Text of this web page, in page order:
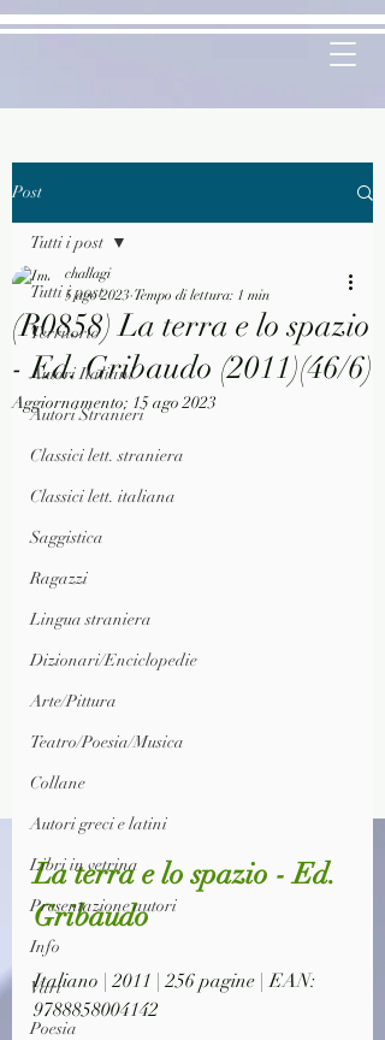
Post
Tutti i post
Territorio
Autori Italiani
Autori Stranieri
Classici lett. straniera
Classici lett. italiana
Saggistica
Ragazzi
Lingua straniera
Dizionari/Enciclopedie
Arte/Pittura
Teatro/Poesia/Musica
Collane
Autori greci e latini
Libri in vetrina
Presentazione autori
Info
Vari
Poesia
Tutti i post
(R0858) La terra e lo spazio
- Ed. Gribaudo (2011)(46/6)
challagi
5 ago 2023 Tempo di lettura: 1 min
Aggiornamento: 15 ago 2023
La terra e lo spazio - Ed.
Gribaudo
Italiano | 2011 | 256 pagine | EAN:
9788858004142